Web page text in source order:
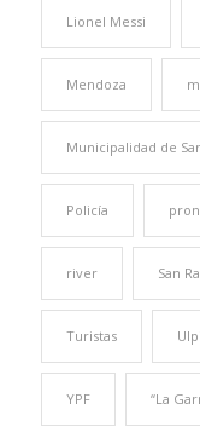
Lionel Messi
Mendoza
Municipalidad de
Policía
river San
Turistas
YPF “La